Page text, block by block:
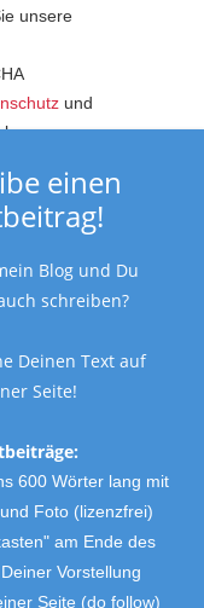
unsere
und
zu.
einen
Blog und Du
schreiben?
Deinen Text auf
Seite!
600 Wörter lang mit
Foto (lizenzfrei)
am Ende des
Vorstellung
Seite (do follow)